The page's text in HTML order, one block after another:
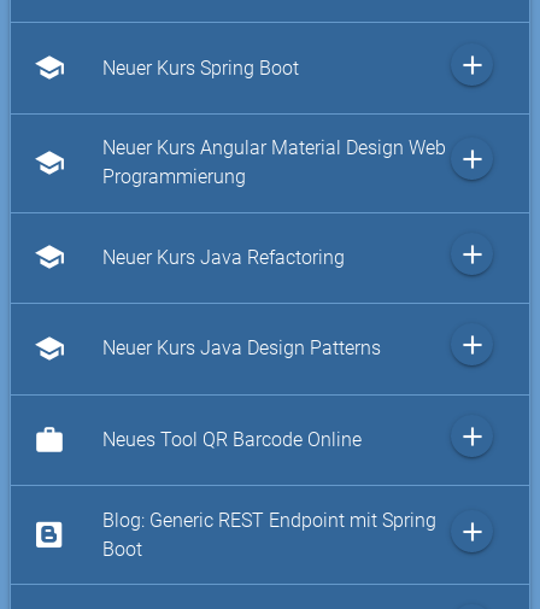
school Neuer Kurs Spring Boot add
school
Neuer Kurs Angular Material Design Web
Programmierung
add
school Neuer Kurs Java Refactoring add
school Neuer Kurs Java Design Patterns add
work Neues Tool QR Barcode Online add
Blog: Generic REST Endpoint mit Spring
Boot
add